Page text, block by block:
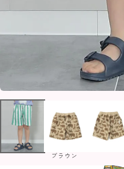
ブラウン